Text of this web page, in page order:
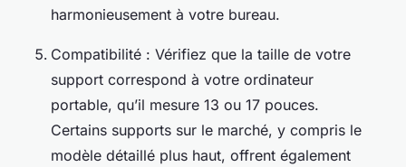
harmonieusement à votre bureau.
Compatibilité : Vérifiez que la taille de votre
support correspond à votre ordinateur
portable, qu’il mesure 13 ou 17 pouces.
Certains supports sur le marché, y compris le
modèle détaillé plus haut, offrent également